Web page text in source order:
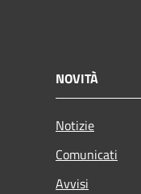
NOVITÀ
Notizie
Comunicati
Avvisi